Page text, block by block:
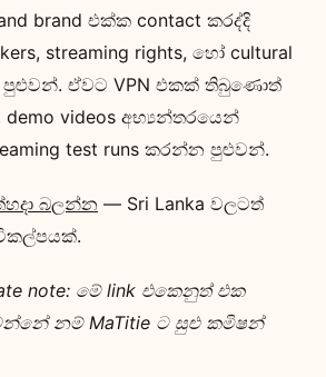
brand එක්ක contact කරද්දි
streaming rights, හෝ cultural
පුළුවන්. ඒවට VPN එකක් තිබුණොත්
videos අභ්‍යන්තරයෙන්
test runs කරන්න පුළුවන්.
බලන්න — Sri Lanka වලටත්
note: මේ link එකෙනුත් එක
නම් MaTitie ට සුළු කමිෂන්